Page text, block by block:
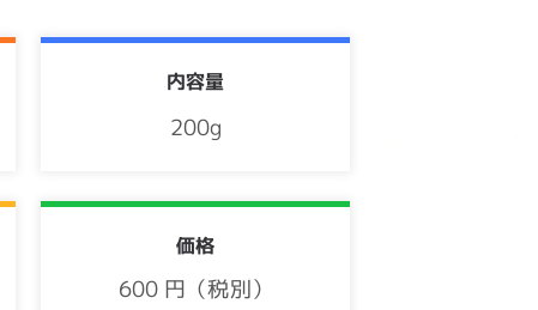
内容量
200g
価格
600 円（税別）